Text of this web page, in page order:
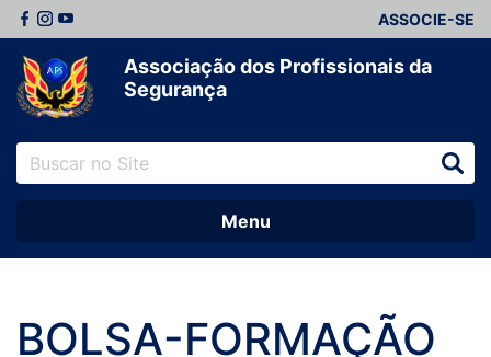
ASSOCIE-SE
Associação dos Profissionais da
Segurança
Menu
BOLSA-FORMAÇÃO